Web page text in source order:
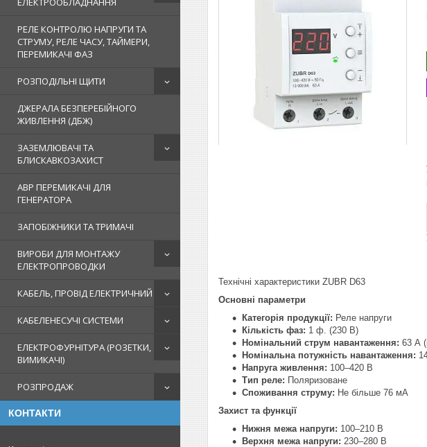
РЕЛЕ КОНТРОЛЮ НАПРУГИ ТА
СТРУМУ, РЕЛЕ ЧАСУ, ТАЙМЕРИ,
ПЕРЕМИКАЧІ ФАЗ
РОЗПОДІЛЬНІ ЩИТИ
ДЖЕРАЛА БЕЗПЕРЕБІЙНОГО
ЖИВЛЕННЯ (ДБЖ)
ЗАЗЕМЛЮВАЧІ ТА
БЛИСКАВКОЗАХИСТ
АВР ПЕРЕМИКАЧІ ДЛЯ
ГЕНЕРАТОРА
ЗАПОБІЖНИКИ ТА ТРИМАЧІ
ВИРОБИ ДЛЯ МОНТАЖУ
ЕЛЕКТРОПРОВОДКИ
КАБЕЛЬ, ПРОВІД ЕЛЕКТРИЧНИЙ
КАБЕЛЕНЕСУЧІ СИСТЕМИ
ЕЛЕКТРОФУРНІТУРА (РОЗЕТКИ,
ВИМИКАЧІ)
РОЗПРОДАЖ
КОНТАКТИ
Технічні характеристики ZUBR D63
Основні параметри
Категорія продукції: Реле напруги
Кількість фаз: 1 ф. (230 В)
Номінальний струм навантаження: 63 А
Номінальна потужність навантаження:
Напруга живлення: 100–420 В
Тип реле: Поляризоване
Споживання струму: Не більше 76 мА
Захист та функції
Нижня межа напруги: 100–210 В
Верхня межа напруги: 230–280 В